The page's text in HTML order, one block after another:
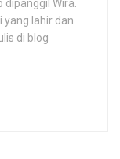
dipanggil Wira.
yang lahir dan
di blog